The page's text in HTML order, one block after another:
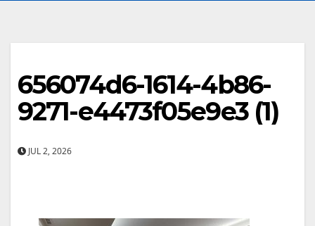
656074d6-1614-4b86-
9271-e4473f05e9e3 (1)
JUL 2, 2026